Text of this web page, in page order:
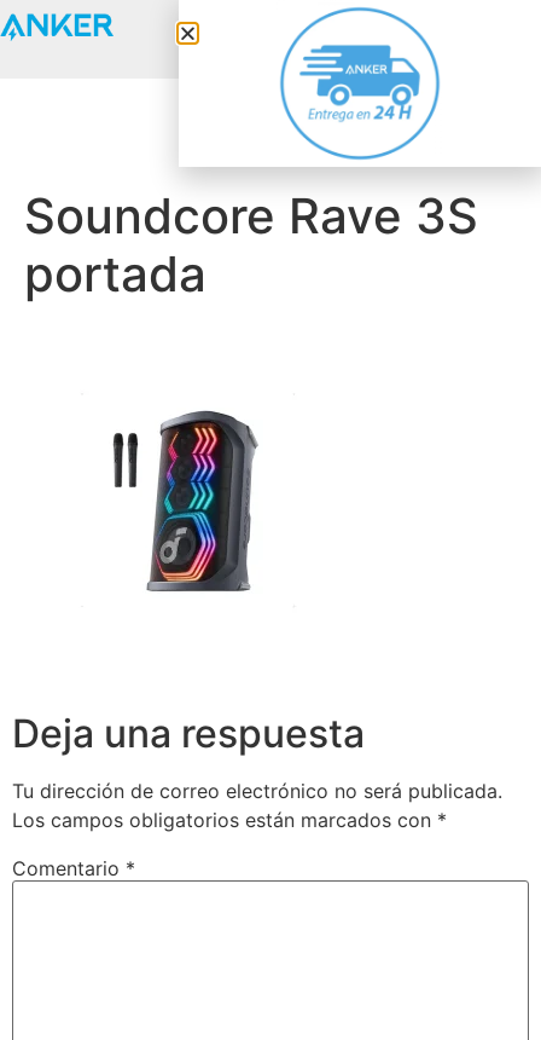
Soundcore Rave 3S
portada
Deja una respuesta
Tu dirección de correo electrónico no será publicada.
Los campos obligatorios están marcados con *
Comentario *